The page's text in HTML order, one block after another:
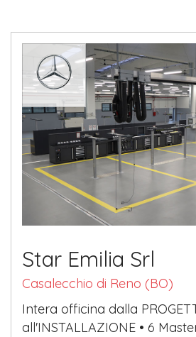
Star Emilia Srl
Casalecchio di Reno (BO)
Intera officina dalla
all'INSTALLAZIONE • 6